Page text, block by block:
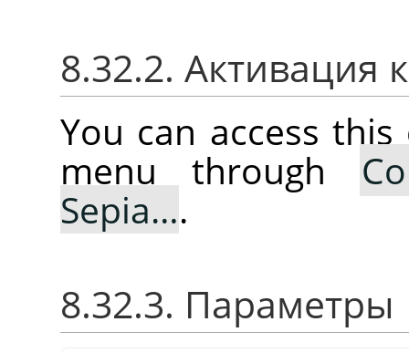
8.32.2. Активация
You can access
menu through
Sepia….
8.32.3. Параметры